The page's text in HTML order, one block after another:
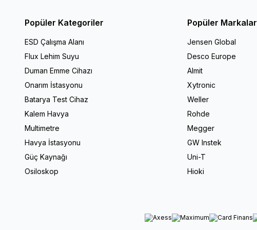
Popüler Kategoriler
ESD Çalışma Alanı
Flux Lehim Suyu
Duman Emme Cihazı
Onarım İstasyonu
Batarya Test Cihaz
Kalem Havya
Multimetre
Havya İstasyonu
Güç Kaynağı
Osiloskop
Popüler Markalar
Jensen Global
Desco Europe
Almit
Xytronic
Weller
Rohde
Megger
GW Instek
Uni-T
Hioki